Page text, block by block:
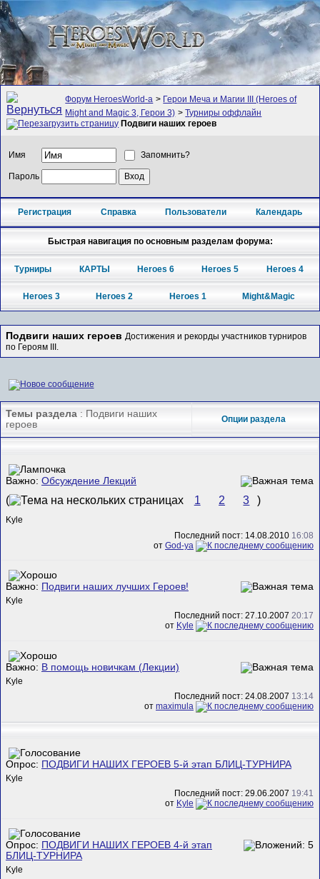
Форум HeroesWorld-а > Герои Меча и Магии III (Heroes of
Might and Magic 3, Герои 3) >Турниры оффлайн
Подвиги наших героев
Имя Запомнить?
Пароль
Регистрация Справка Пользователи Календарь
Быстрая навигация по основным разделам форума:
Турниры КАРТЫ Heroes 6 Heroes 5 Heroes 4
Heroes 3 Heroes 2 Heroes 1 Might&Magic
Подвиги наших героев Достижения и рекорды участников турниров
по Героям III.
Темы раздела : Подвиги наших
героев
Опции раздела
Важно: Обсуждение Лекций
( 1 2 3 )
Kyle
Последний пост: 14.08.2010 16:08
от God-ya
Важно: Подвиги наших лучших Героев!
Kyle
Последний пост: 27.10.2007 20:17
от Kyle
Важно: В помощь новичкам (Лекции)
Kyle
Последний пост: 24.08.2007 13:14
от maximula
Опрос: ПОДВИГИ НАШИХ ГЕРОЕВ 5-й этап БЛИЦ-ТУРНИРА
Kyle
Последний пост: 29.06.2007 19:41
от Kyle
Опрос: ПОДВИГИ НАШИХ ГЕРОЕВ 4-й этап
БЛИЦ-ТУРНИРА
Kyle